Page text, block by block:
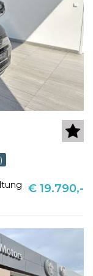
€ 19.790,-